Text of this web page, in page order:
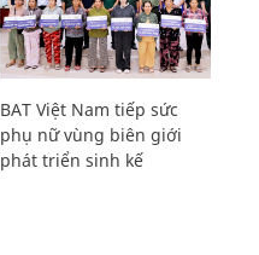
BAT Việt Nam tiếp sức
phụ nữ vùng biên giới
phát triển sinh kế